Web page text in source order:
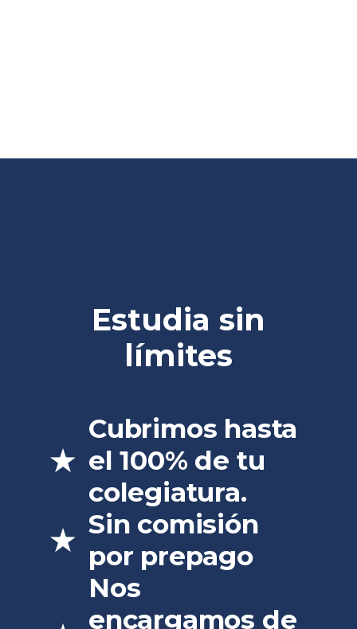
Estudia sin
límites
Cubrimos hasta
el 100% de tu
colegiatura.
Sin comisión
por prepago
Nos
encargamos de